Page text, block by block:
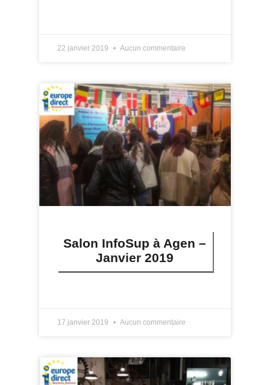
22 janvier 2019 Aucun commentaire
Salon InfoSup à Agen –
Janvier 2019
17 janvier 2019 Aucun commentaire